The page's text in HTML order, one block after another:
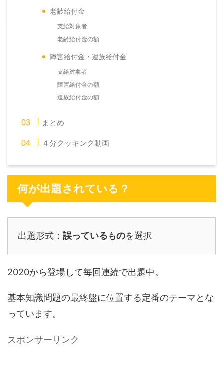
老齢給付金
支給対象者
老齢給付金の額
障害給付金・遺族給付金
支給対象者
障害給付金の額
遺族給付金の額
まとめ
４分クッキング動画
何が出題されている？
出題形式： 誤っているものを選択
2020から登場して毎回連続で出題中。
基本知識問題の最終盤に位置する定番のテーマとな
っています。
スポンサーリンク